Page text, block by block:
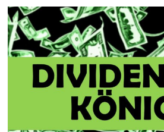
US-
REIT
MIT
PERSPEKTIVE